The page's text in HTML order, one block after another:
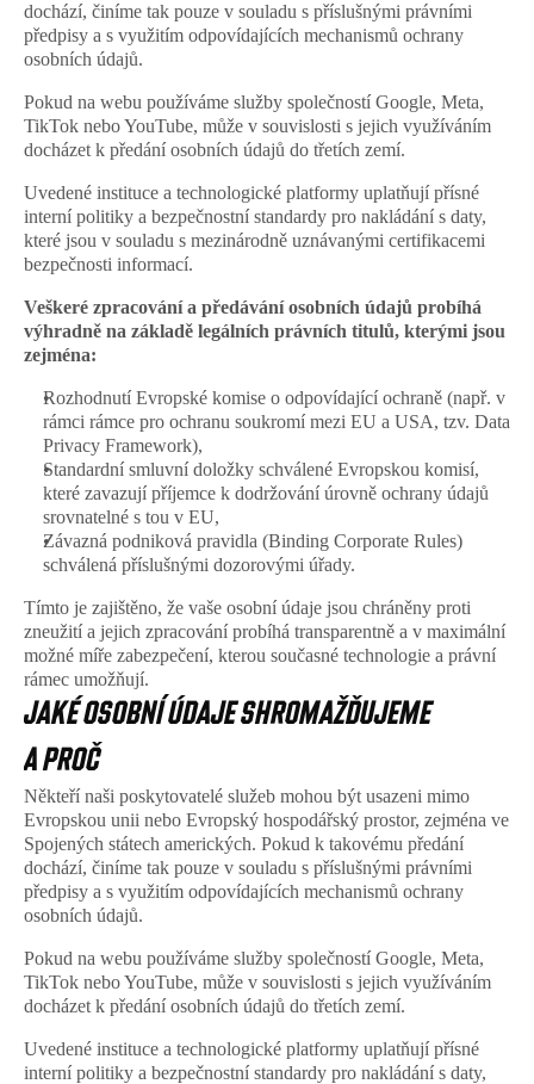
dochází, činíme tak pouze v souladu s příslušnými právními
předpisy a s využitím odpovídajících mechanismů ochrany
osobních údajů.
Pokud na webu používáme služby společností Google, Meta,
TikTok nebo YouTube, může v souvislosti s jejich využíváním
docházet k předání osobních údajů do třetích zemí.
Uvedené instituce a technologické platformy uplatňují přísné
interní politiky a bezpečnostní standardy pro nakládání s daty,
které jsou v souladu s mezinárodně uznávanými certifikacemi
bezpečnosti informací.
Veškeré zpracování a předávání osobních údajů probíhá
výhradně na základě legálních právních titulů, kterými jsou
zejména:
Rozhodnutí Evropské komise o odpovídající ochraně (např. v
rámci rámce pro ochranu soukromí mezi EU a USA, tzv. Data
Privacy Framework),
Standardní smluvní doložky schválené Evropskou komisí,
které zavazují příjemce k dodržování úrovně ochrany údajů
srovnatelné s tou v EU,
Závazná podniková pravidla (Binding Corporate Rules)
schválená příslušnými dozorovými úřady.
Tímto je zajištěno, že vaše osobní údaje jsou chráněny proti
zneužití a jejich zpracování probíhá transparentně a v maximální
možné míře zabezpečení, kterou současné technologie a právní
rámec umožňují.
JAKÉ OSOBNÍ ÚDAJE SHROMAŽĎUJEME
A PROČ
Někteří naši poskytovatelé služeb mohou být usazeni mimo
Evropskou unii nebo Evropský hospodářský prostor, zejména ve
Spojených státech amerických. Pokud k takovému předání
dochází, činíme tak pouze v souladu s příslušnými právními
předpisy a s využitím odpovídajících mechanismů ochrany
osobních údajů.
Pokud na webu používáme služby společností Google, Meta,
TikTok nebo YouTube, může v souvislosti s jejich využíváním
docházet k předání osobních údajů do třetích zemí.
Uvedené instituce a technologické platformy uplatňují přísné
interní politiky a bezpečnostní standardy pro nakládání s daty,